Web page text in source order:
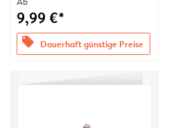
9,99 €*
offers Dauerhaft günstige Preise